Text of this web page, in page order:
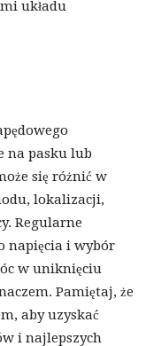
układu
na pasku lub
się różnić w
lokalizacji,
Regularne
napięcia i wybór
w uniknięciu
Pamiętaj, że
aby uzyskać
i najlepszych